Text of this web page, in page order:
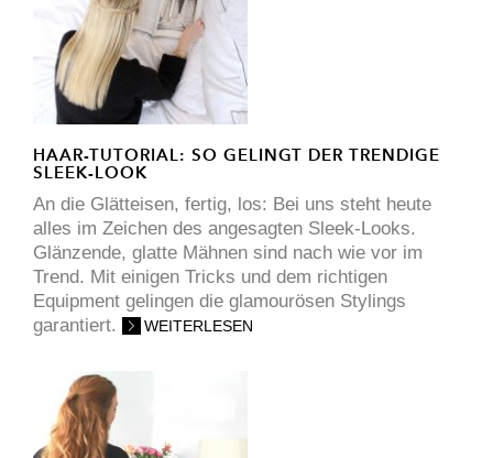
HAAR-TUTORIAL: SO GELINGT DER TRENDIGE
SLEEK-LOOK
An die Glätteisen, fertig, los: Bei uns steht heute
alles im Zeichen des angesagten Sleek-Looks.
Glänzende, glatte Mähnen sind nach wie vor im
Trend. Mit einigen Tricks und dem richtigen
Equipment gelingen die glamourösen Stylings
garantiert.
WEITERLESEN